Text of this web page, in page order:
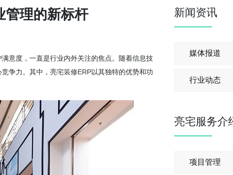
管理的新标杆
意度，一直是行业内外关注的焦点。随着信息技
竞争力。其中，亮宅装修ERP以其独特的优势和功
新闻资讯
媒体报道
行业动态
亮宅服务介
项目管理